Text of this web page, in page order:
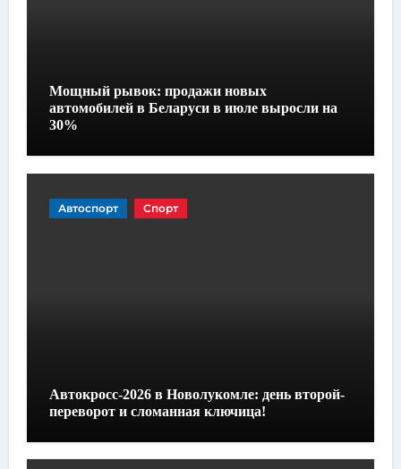
Мощный рывок: продажи новых
автомобилей в Беларуси в июле выросли на
30%
Автоспорт Спорт
Автокросс-2026 в Новолукомле: день второй-
переворот и сломанная ключица!